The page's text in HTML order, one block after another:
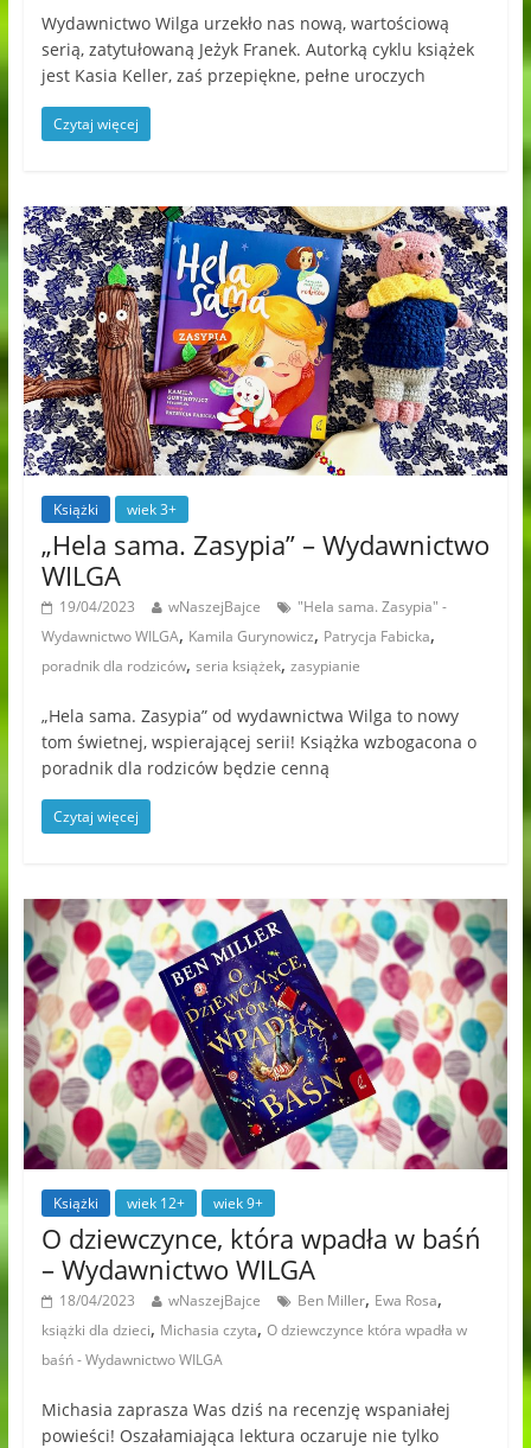
Wydawnictwo Wilga urzekło nas nową, wartościową
serią, zatytułowaną Jeżyk Franek. Autorką cyklu książek
jest Kasia Keller, zaś przepiękne, pełne uroczych
Czytaj więcej
Książki wiek 3+
„Hela sama. Zasypia” – Wydawnictwo
WILGA
19/04/2023 wNaszejBajce
"Hela sama. Zasypia" -
Wydawnictwo WILGA, Kamila Gurynowicz, Patrycja Fabicka,
poradnik dla rodziców, seria książek, zasypianie
„Hela sama. Zasypia” od wydawnictwa Wilga to nowy
tom świetnej, wspierającej serii! Książka wzbogacona o
poradnik dla rodziców będzie cenną
Czytaj więcej
Książki wiek 12+ wiek 9+
O dziewczynce, która wpadła w baśń
– Wydawnictwo WILGA
18/04/2023 wNaszejBajce Ben Miller, Ewa Rosa,
książki dla dzieci, Michasia czyta, O dziewczynce która wpadła w
baśń - Wydawnictwo WILGA
Michasia zaprasza Was dziś na recenzję wspaniałej
powieści! Oszałamiająca lektura oczaruje nie tylko